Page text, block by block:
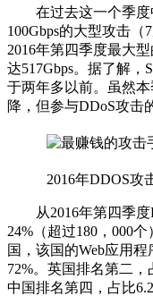
在过去这一个季度
100Gbps的大型攻击
2016年第四季度最大
达517Gbps。据了解
于两年多以前。虽然
降，但参与DDoS攻击
2016年DDOS攻
从2016年第四季度
24%（超过180，000
国，该国的Web应用
72%。英国排名第二，
中国排名第四，占比